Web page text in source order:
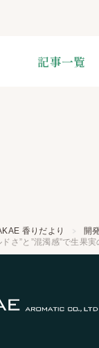
記事一覧
香りだより 開
ドさ”と”混濁感”で生果